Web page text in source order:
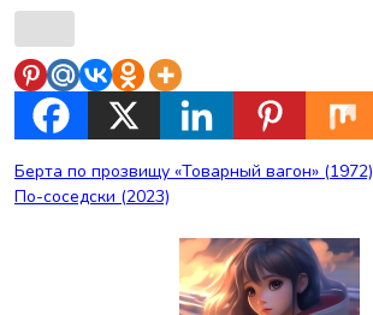
Навигация
по
Берта по прозвищу «Товарный вагон» (1972)
По-соседски (2023)